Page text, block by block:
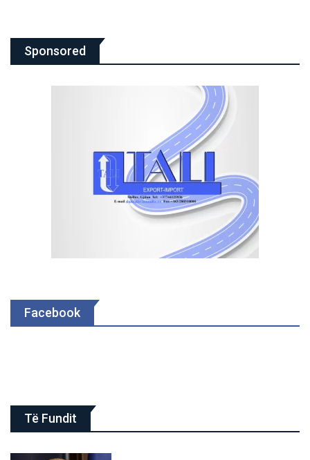
Sponsored
Facebook
Të Fundit